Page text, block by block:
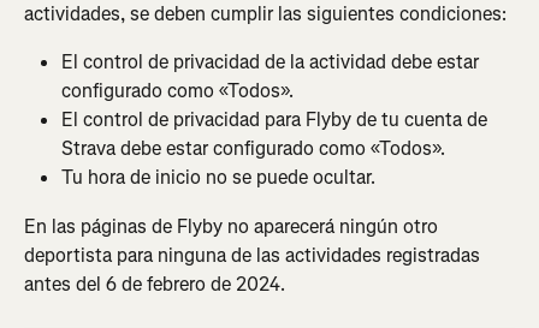
actividades, se deben cumplir las siguientes condiciones:
El control de privacidad de la actividad debe estar
configurado como «Todos».
El control de privacidad para Flyby de tu cuenta de
Strava debe estar configurado como «Todos».
Tu hora de inicio no se puede ocultar.
En las páginas de Flyby no aparecerá ningún otro
deportista para ninguna de las actividades registradas
antes del 6 de febrero de 2024.